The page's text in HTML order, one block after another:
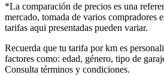
*La comparación de precios es una
mercado, tomada de varios compradores
tarifas aqui presentadas pueden variar.
Recuerda que tu tarifa por km es
factores como: edad, género, tipo de
Consulta términos y condiciones.